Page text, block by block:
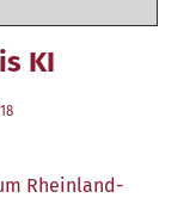
KI
Rhein­land-